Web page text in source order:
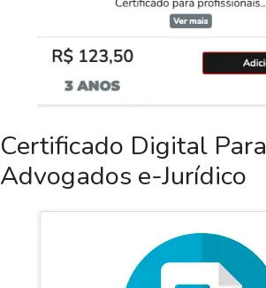
Certificado Digital Para
Advogados e-Jurídico